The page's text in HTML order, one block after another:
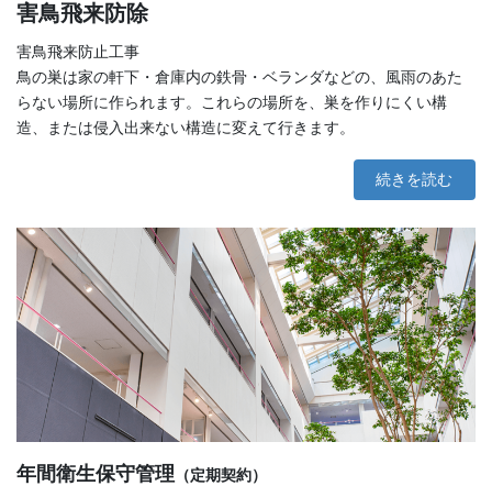
害鳥飛来防除
害鳥飛来防止工事
鳥の巣は家の軒下・倉庫内の鉄骨・ベランダなどの、風雨のあた
らない場所に作られます。これらの場所を、巣を作りにくい構
造、または侵入出来ない構造に変えて行きます。
続きを読む
年間衛生保守管理 （定期契約）